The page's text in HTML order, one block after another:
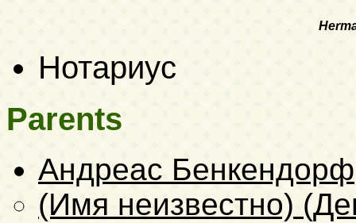
Нотариус
Parents
Андреас Бенкендорф
(Имя неизвестно)